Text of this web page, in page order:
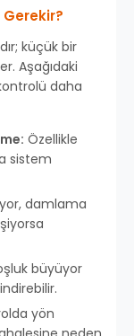
küçük bir
Aşağıdaki
daha
Özellikle
sistem
damlama
büyüyor
yön